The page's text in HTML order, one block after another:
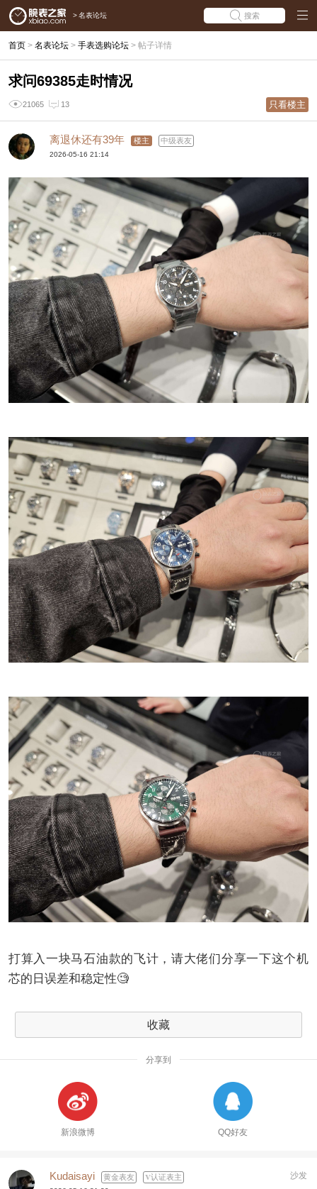
> 名表论坛 搜索
首页 > 名表论坛 > 手表选购论坛 > 帖子详情
求问69385走时情况
21065 13 只看楼主
离退休还有39年 楼主 中级表友
2026-05-16 21:14
打算入一块马石油款的飞计，请大佬们分享一下这个机
芯的日误差和稳定性🧐
收藏
分享到
新浪微博 QQ好友
Kudaisayi 黄金表友 认证表主 沙发